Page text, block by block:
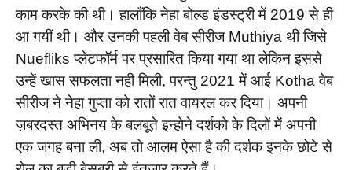
काम करके की थी। हालाँकि नेहा बोल्ड इंडस्ट्री में 2019 से ही
आ गयीं थी। और उनकी पहली वेब सीरीज Muthiya थी जिसे
Nuefliks प्लेटफॉर्म पर प्रसारित किया गया था लेकिन इससे
उन्हें खास सफलता नही मिली, परन्तु 2021 में आई Kotha वेब
सीरीज ने नेहा गुप्ता को रातों रात वायरल कर दिया। अपनी
ज़बरदस्त अभिनय के बलबूते इन्होने दर्शको के दिलों में अपनी
एक जगह बना ली, अब तो आलम ऐसा है की दर्शक इनके छोटे से